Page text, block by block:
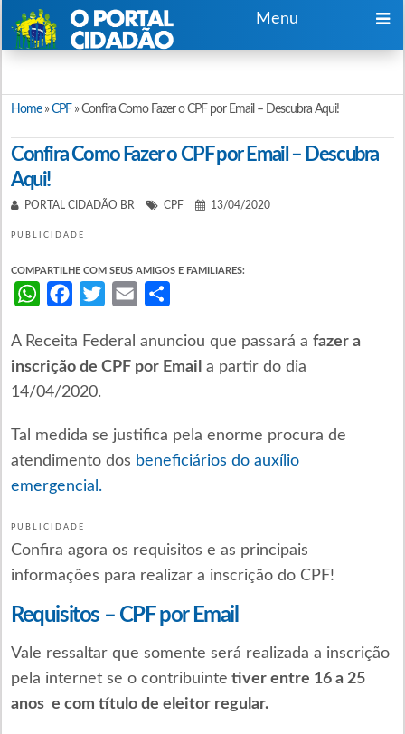
Menu
Home»CPF»Confira Como Fazer o CPF por Email – Descubra Aqui!
Confira Como Fazer o CPF por Email – Descubra
Aqui!
PORTAL CIDADÃO BR CPF 13/04/2020
PUBLICIDADE
COMPARTILHE COM SEUS AMIGOS E FAMILIARES:
WhatsAppFacebookTwitterEmail
A Receita Federal anunciou que passará a fazer a
inscrição de CPF por Email a partir do dia
14/04/2020.
Tal medida se justifica pela enorme procura de
atendimento dos beneficiários do auxílio
emergencial.
PUBLICIDADE
Confira agora os requisitos e as principais
informações para realizar a inscrição do CPF!
Requisitos – CPF por Email
Vale ressaltar que somente será realizada a inscrição
pela internet se o contribuinte tiver entre 16 a 25
anos e com título de eleitor regular.